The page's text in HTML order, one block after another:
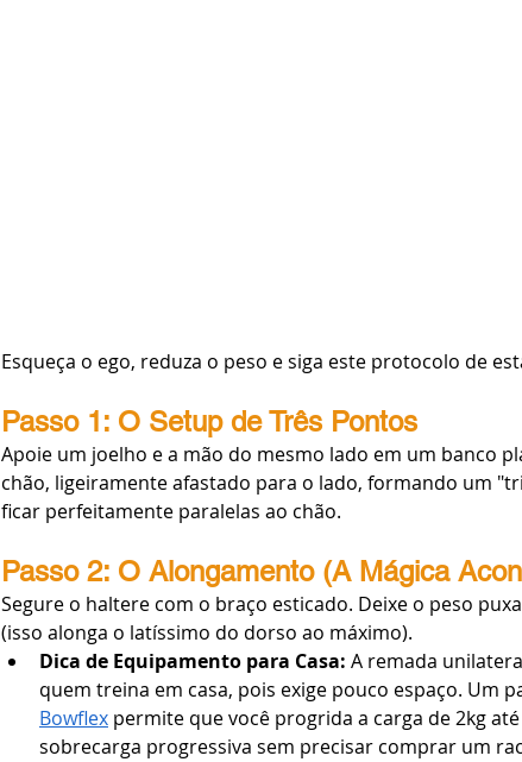
Esqueça o ego, reduza o peso e siga este protocolo de
Passo 1: O Setup de Três Pontos
Apoie um joelho e a mão do mesmo lado em um banco
chão, ligeiramente afastado para o lado, formando um
ficar perfeitamente paralelas ao chão.
Passo 2: O Alongamento (A Mágica
Segure o haltere com o braço esticado. Deixe o peso
(isso alonga o latíssimo do dorso ao máximo).
Dica de Equipamento para Casa: A remada
quem treina em casa, pois exige pouco espaço. Um
Bowflex permite que você progrida a carga de 2kg
sobrecarga progressiva sem precisar comprar um